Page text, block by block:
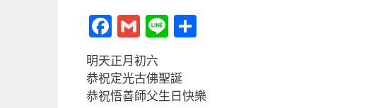
F
a
c
e
G
m
ai
l
Li
e
明天正月初六
恭祝定光古佛聖誕
恭祝悟善師父生日快樂